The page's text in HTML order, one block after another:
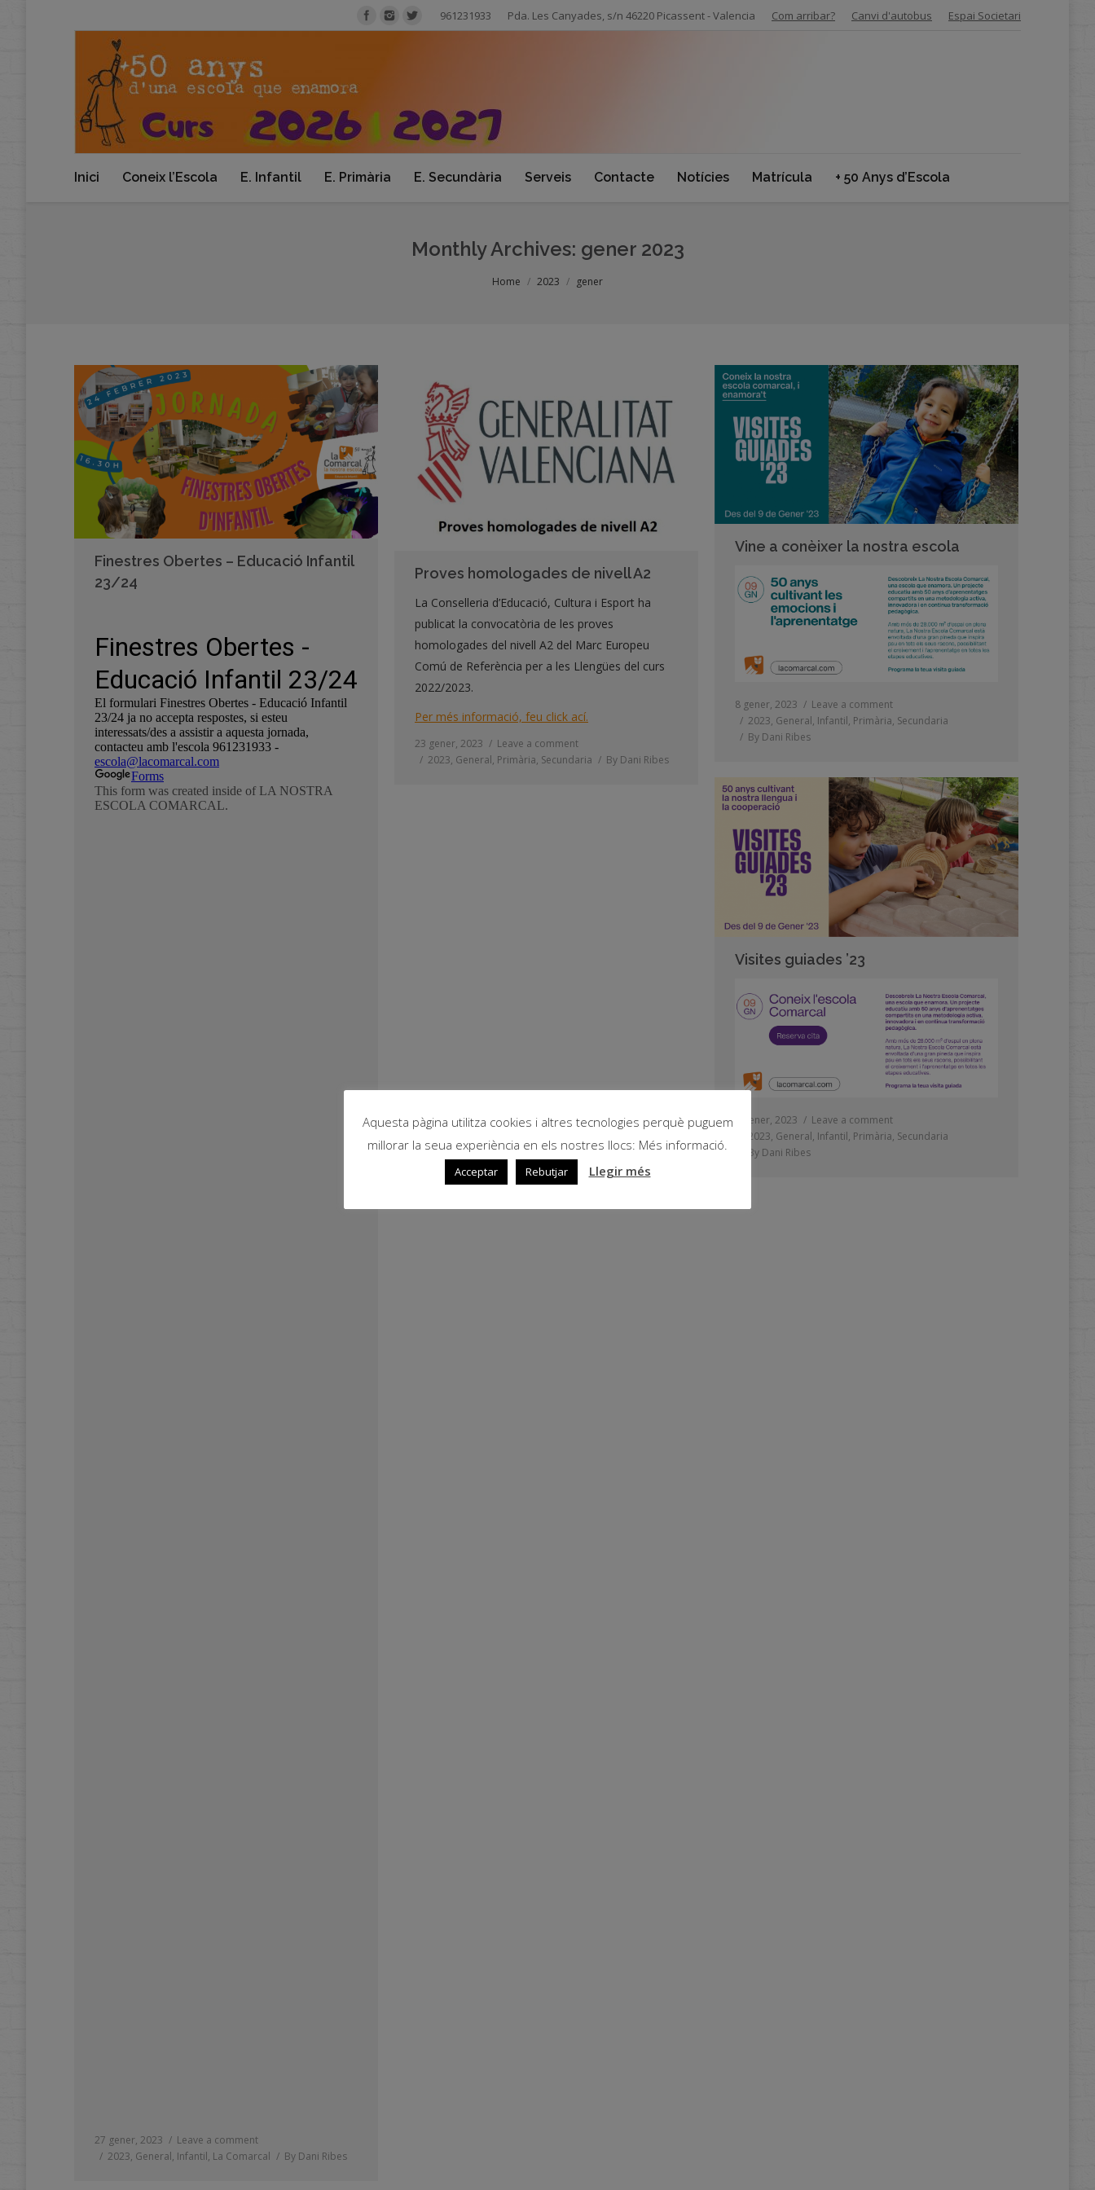
961231933 Pda. Les Canyades, s/n 46220 Picassent - Valencia Com arribar? Canvi d'autobus Espai Societari
Inici Coneix l’Escola E. Infantil E. Primària E. Secundària Serveis Contacte Notícies Matrícula + 50 Anys d’Escola
Monthly Archives: gener 2023
Home 2023 gener
Finestres Obertes – Educació Infantil
23/24
27 gener, 2023
Leave a comment
2023, General, Infantil, La Comarcal By Dani Ribes
Proves homologades de nivell A2
La Conselleria d’Educació, Cultura i Esport ha
publicat la convocatòria de les proves
homologades del nivell A2 del Marc Europeu
Comú de Referència per a les Llengües del curs
2022/2023.
Per més informació, feu click ací.
23 gener, 2023
Leave a comment
2023, General, Primària, Secundaria By Dani Ribes
Vine a conèixer la nostra escola
8 gener, 2023
Leave a comment
2023, General, Infantil, Primària, Secundaria
By Dani Ribes
Visites guiades ’23
3 gener, 2023
Leave a comment
2023, General, Infantil, Primària, Secundaria
By Dani Ribes
Aquesta pàgina utilitza cookies i altres tecnologies perquè puguem
millorar la seua experiència en els nostres llocs: Més informació.
Acceptar Rebutjar Llegir més